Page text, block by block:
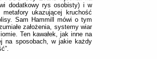
dodatkowy rys osobisty) i w
ukazującej kruchość
Sam Hammill mówi o tym
założenia, systemy wiar
Ten kawałek, jak inne na
na sposobach, w jakie każdy